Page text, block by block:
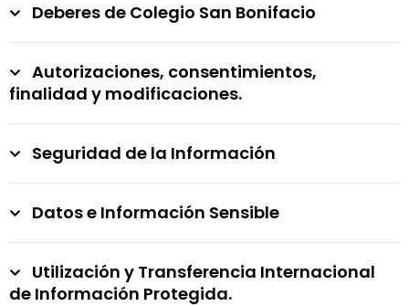
Deberes de Colegio San Bonifacio
Autorizaciones, consentimientos,
finalidad y modificaciones.
Seguridad de la Información
Datos e Información Sensible
Utilización y Transferencia Internacional
de Información Protegida.